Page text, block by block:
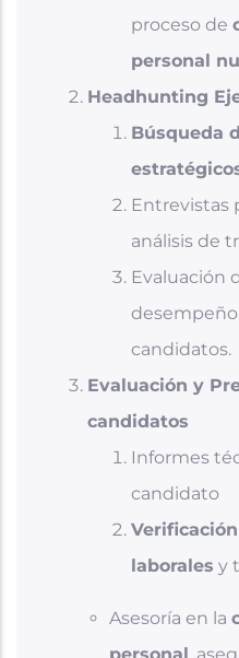
proceso de
personal
Headhunting
Búsqueda
Entrevistas
análisis de
Evaluación
candidatos.
Evaluación y
candidatos
Informes
candidato
laborales y
Asesoría en la
personal ,